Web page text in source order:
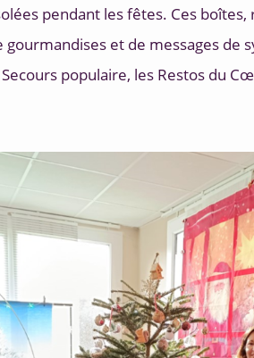
pendant les fêtes. Ces
gourmandises et de messages de
Secours populaire, les Restos du